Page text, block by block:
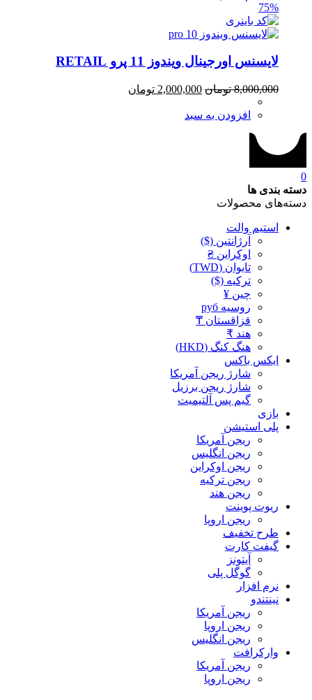
75%
لایسنس اورجینال ویندوز 11 پرو RETAIL
8,000,000 تومان 2,000,000 تومان
افزودن به سبد
0
دسته بندی ها
دسته‌های محصولات
استیم والت
آرژانتین ($)
اوکراین ₴
تایوان (TWD)
ترکیه ($)
چین ¥
روسیه руб
قزاقستان ₸
هند ₹
هنگ کنگ (HKD)
ایکس باکس
شارژ ریجن آمریکا
شارژ ریجن برزیل
گیم پس آلتیمیت
بازی
پلی استیشن
ریجن آمریکا
ریجن انگلیس
ریجن اوکراین
ریجن ترکیه
ریجن هند
ریوت پوینت
ریجن اروپا
طرح تخفیف
گیفت کارت
آیتونز
گوگل پلی
نرم افزار
نینتندو
ریجن آمریکا
ریجن اروپا
ریجن انگلیس
وارکرافت
ریجن آمریکا
ریجن اروپا